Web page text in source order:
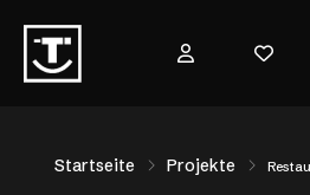
Startseite Projekte